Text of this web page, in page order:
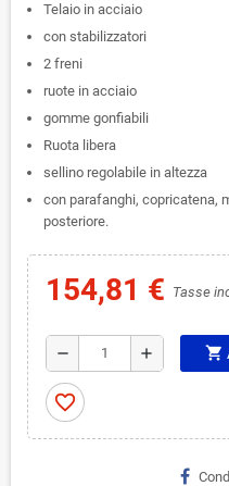
Telaio in acciaio
con stabilizzatori
2 freni
ruote in acciaio
gomme gonfiabili
Ruota libera
sellino regolabile in altezza
con parafanghi, copricatena,
posteriore.
154,81 € Tasse
remove add shopping_cart
favorite_border